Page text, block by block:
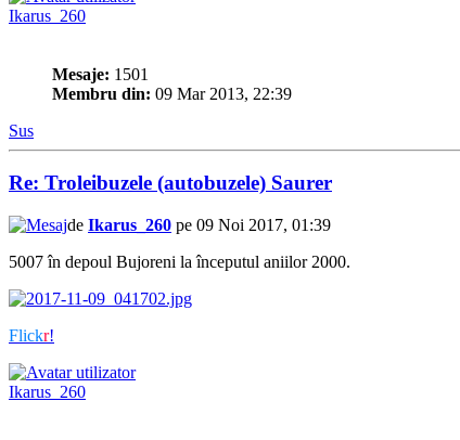
Ikarus_260
Mesaje: 1501
Membru din: 09 Mar 2013, 22:39
Sus
Re: Troleibuzele (autobuzele) Saurer
de Ikarus_260 pe 09 Noi 2017, 01:39
5007 în depoul Bujoreni la începutul aniilor 2000.
Flickr!
Ikarus_260